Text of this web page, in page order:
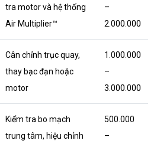
tra motor và hệ thống
Air Multiplier™
–
2.000.000
Cân chỉnh trục quay,
thay bạc đạn hoặc
motor
1.000.000
–
3.000.000
Kiểm tra bo mạch
trung tâm, hiệu chỉnh
500.000
–